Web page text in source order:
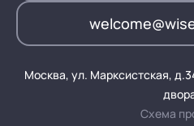
Москва, ул. Марксистская,
Схема